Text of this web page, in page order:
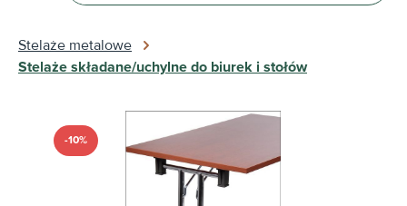
Stelaże metalowe
Stelaże składane/uchylne do biurek i stołów
Pomiń galerię zdjęć
-10%